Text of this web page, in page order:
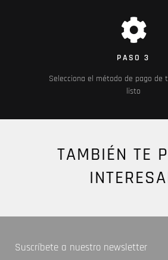
PASO 3
Selecciona el método de pago de
listo
TAMBIÉN TE
Suscríbete a nuestro newsletter